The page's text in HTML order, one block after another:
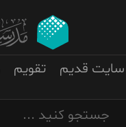
سایت قدیم تقویم